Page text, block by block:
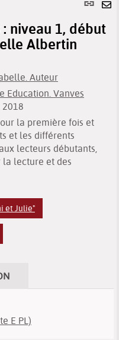
link
: niveau 1, début
Albertin
Auteur
Education. Vanves
2018
la première fois et
et les différents
lecteurs débutants,
la lecture et des
et Julie"
E PL)